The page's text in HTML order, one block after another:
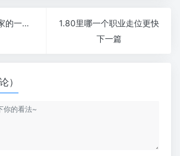
1.76复古传奇是玩家的一个终极梦想新开1.76微变传奇
1.80里哪一个职业走位更快
下一篇
）